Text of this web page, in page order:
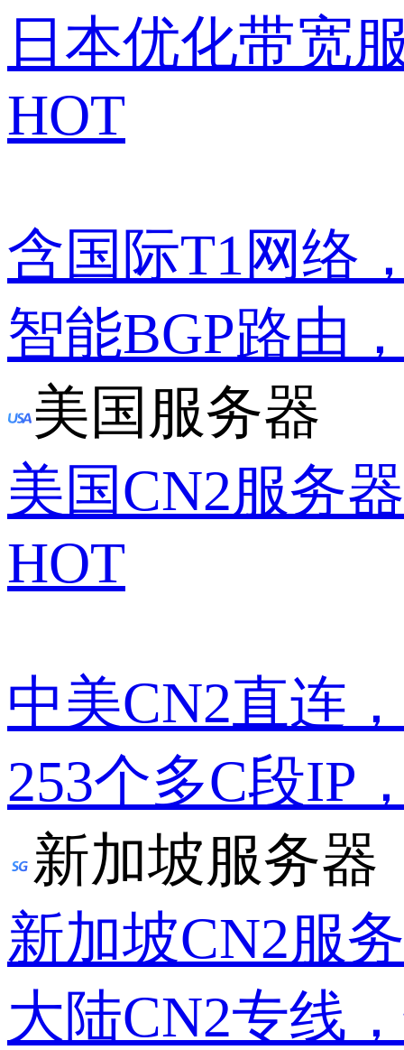
日本优化带宽
HOT
含国际T1网络
智能BGP路由
美国服务器
美国CN2服务器
HOT
中美CN2直连
253个多C段IP
新加坡服务器
新加坡CN2服
大陆CN2专线